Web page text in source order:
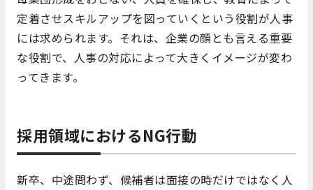
定着させスキルアップを図っていくという役割が人事
には求められます。それは、企業の顔とも言える重要
な役割で、人事の対応によって大きくイメージが変わ
ってきます。
採用領域におけるNG行動
新卒、中途問わず、候補者は面接の時だけではなく人